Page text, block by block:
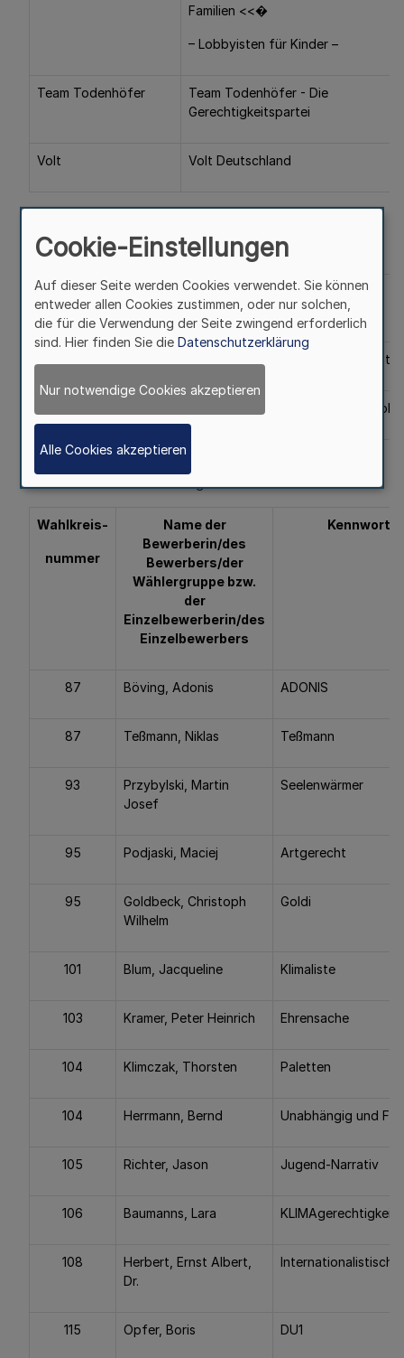
Familien <<�
– Lobbyisten für Kinder –
Team Todenhöfer
Team Todenhöfer - Die
Gerechtigkeitspartei
Volt Volt Deutschland
2. Parteien ohne Landeslisten
Kurzbezeichnung
der Partei
Parteiname
Ab jetzt...Demokratie durch
UNABHÄNGIGE für bürgernahe
Wahlkreis-
nummer
Name der
Bewerberin/des
Bewerbers/der
Wählergruppe bzw.
der
Einzelbewerberin/des
Einzelbewerbers
Kennwort
87 Böving, Adonis ADONIS
87 Teßmann, Niklas Teßmann
93
Przybylski, Martin
Josef
Seelenwärmer
95 Podjaski, Maciej Artgerecht
95
Goldbeck, Christoph
Wilhelm
Goldi
101 Blum, Jacqueline Klimaliste
103 Kramer, Peter Heinrich Ehrensache
104 Klimczak, Thorsten Paletten
104 Herrmann, Bernd Unabhängig und
105 Richter, Jason Jugend-Narrativ
106 Baumanns, Lara
108
Herbert, Ernst Albert,
Dr.
Internationalistische
115 Opfer, Boris DU1
Cookie-Einstellungen
Auf dieser Seite werden Cookies verwendet. Sie können
entweder allen Cookies zustimmen, oder nur solchen,
die für die Verwendung der Seite zwingend erforderlich
sind. Hier finden Sie die Datenschutzerklärung
Nur notwendige Cookies akzeptieren
Alle Cookies akzeptieren